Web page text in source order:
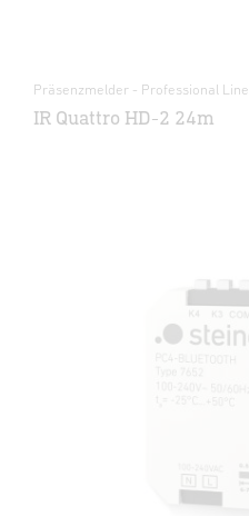
Präsenzmelder - Professional Line
IR Quattro HD-2 24m